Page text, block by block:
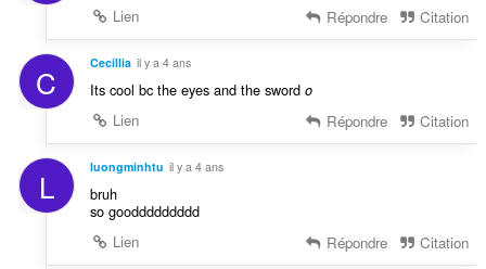
Lien
Répondre Citation
C Cecillia il y a 4 ans
Its cool bc the eyes and the sword o
Lien Répondre Citation
L luongminhtu il y a 4 ans
bruh
so gooddddddddd
Lien
Répondre Citation